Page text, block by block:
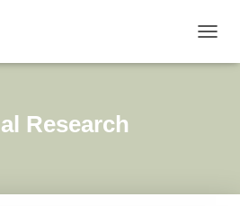
Research